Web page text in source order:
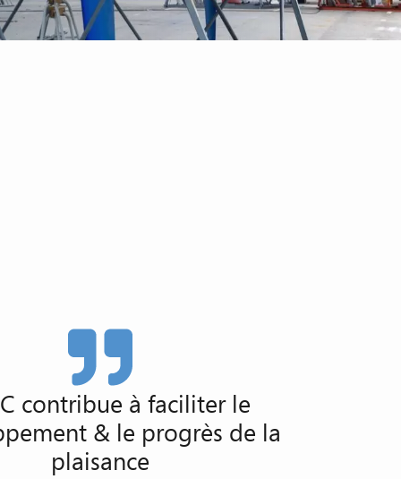
contribue à faciliter le
& le progrès de la
plaisance